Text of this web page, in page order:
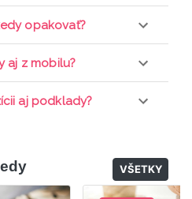
a je k dispozícií po dobu 7
opakovať?
stačí sledovať ponuku
aj z mobilu?
je možné aj cez mobil,
aj podklady?
VŠETKY